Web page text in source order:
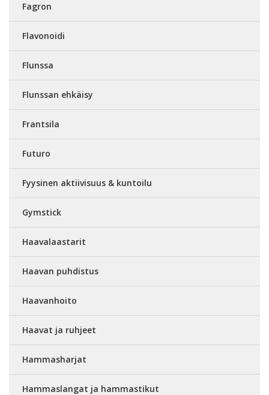
Fagron
Flavonoidi
Flunssa
Flunssan ehkäisy
Frantsila
Futuro
Fyysinen aktiivisuus & kuntoilu
Gymstick
Haavalaastarit
Haavan puhdistus
Haavanhoito
Haavat ja ruhjeet
Hammasharjat
Hammaslangat ja hammastikut